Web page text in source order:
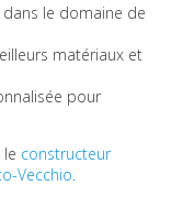
le domaine de
matériaux et
pour
constructeur
Vecchio